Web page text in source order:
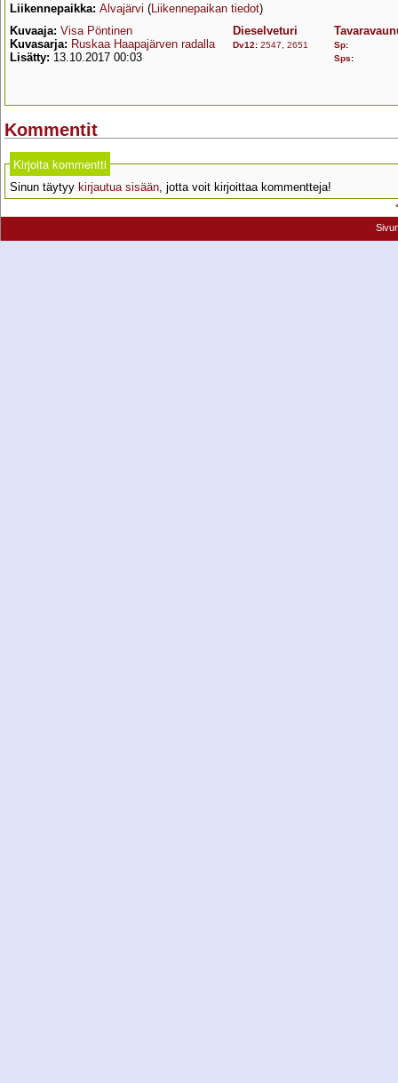
Liikennepaikka: Alvajärvi ( Liikennepaikan tiedot)
Kuvaaja: Visa Pöntinen
Kuvasarja: Ruskaa Haapajärven radalla
Lisätty: 13.10.2017 00:03
Dieselveturi
Dv12: 2547 2651 Sp:
Sps:
Kommentit
Kirjoita kommentti
Sinun täytyy kirjautua sisään, jotta voit kirjoittaa kommentteja!